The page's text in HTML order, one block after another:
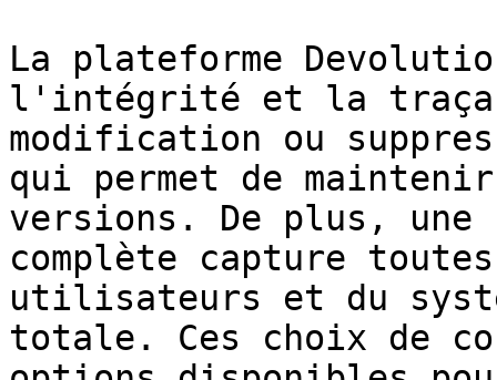
La plateforme
l'intégrité et la
modification ou
qui permet de
versions. De plus, une
complète capture
utilisateurs et du
totale. Ces choix de